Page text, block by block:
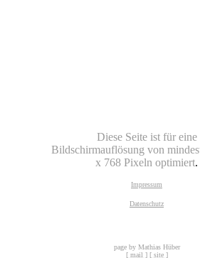
Diese Seite ist für eine
Bildschirmauflösung von
x 768 Pixeln optimiert.
Impressum
Datenschutz
page by Mathias Hüber
[ mail ] [ site ]